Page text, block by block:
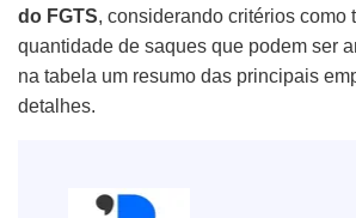
do FGTS, considerando critérios como
quantidade de saques que podem ser
na tabela um resumo das principais
detalhes.